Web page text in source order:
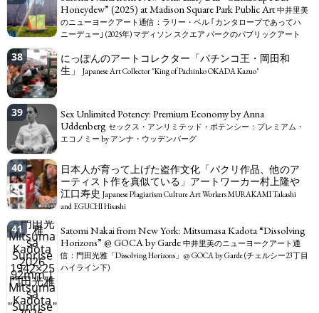
ART WORLD
POLITICS REVIEWS ARTICLES
Honeydew” (2025) at Madison Square Park Public Art 中井里美
のニューヨークアート通信：ラリー・ベル ｢カンタロープであってハ
ニーデュー｣ (2025年) マディソン スクエア パークのパブリックアート
38
にっぽんのアートコレクター「パチンコ王・岡田和
生」
Japanese Art Collector "King of Pachinko OKADA Kazuo"
39
Sex Unlimited Potency: Premium Economy by Anna
Uddenberg セックス・アンリミテッド・ポテンシー：プレミアム・
エコノミー by アンナ・ウッデンバーグ
40
日本人が育って上げた盗作文化「パクリ作品、他のア
ーティスト作を真似ている」アートワーカー村上隆や
江口寿史 Japanese Plagiarism Culture Art Workers MURAKAMI Takashi
and EGUCHI Hisashi
41
Satomi Nakai from New York: Mitsumasa Kadota “Dissolving
Horizons” @ GOCA by Garde 中井里美のニューヨークアート通
信：門田光雅「Dissolving Horizons」@ GOCA by Garde (チェルシー23丁目
ハイライン下)